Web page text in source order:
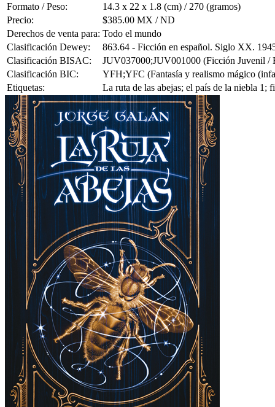
Formato / Peso:
14.3 x 22 x 1.8 (cm) / 270 (gramos)
Precio:
$385.00 MX / ND
Derechos de venta para: Todo el mundo
Clasificación Dewey:
863.64 - Ficción en español. Siglo XX.
Clasificación BISAC:
JUV037000;JUV001000 (Ficción Juvenil /
Clasificación BIC:
YFH;YFC (Fantasía y realismo mágico
Etiquetas:
La ruta de las abejas; el país de la niebla